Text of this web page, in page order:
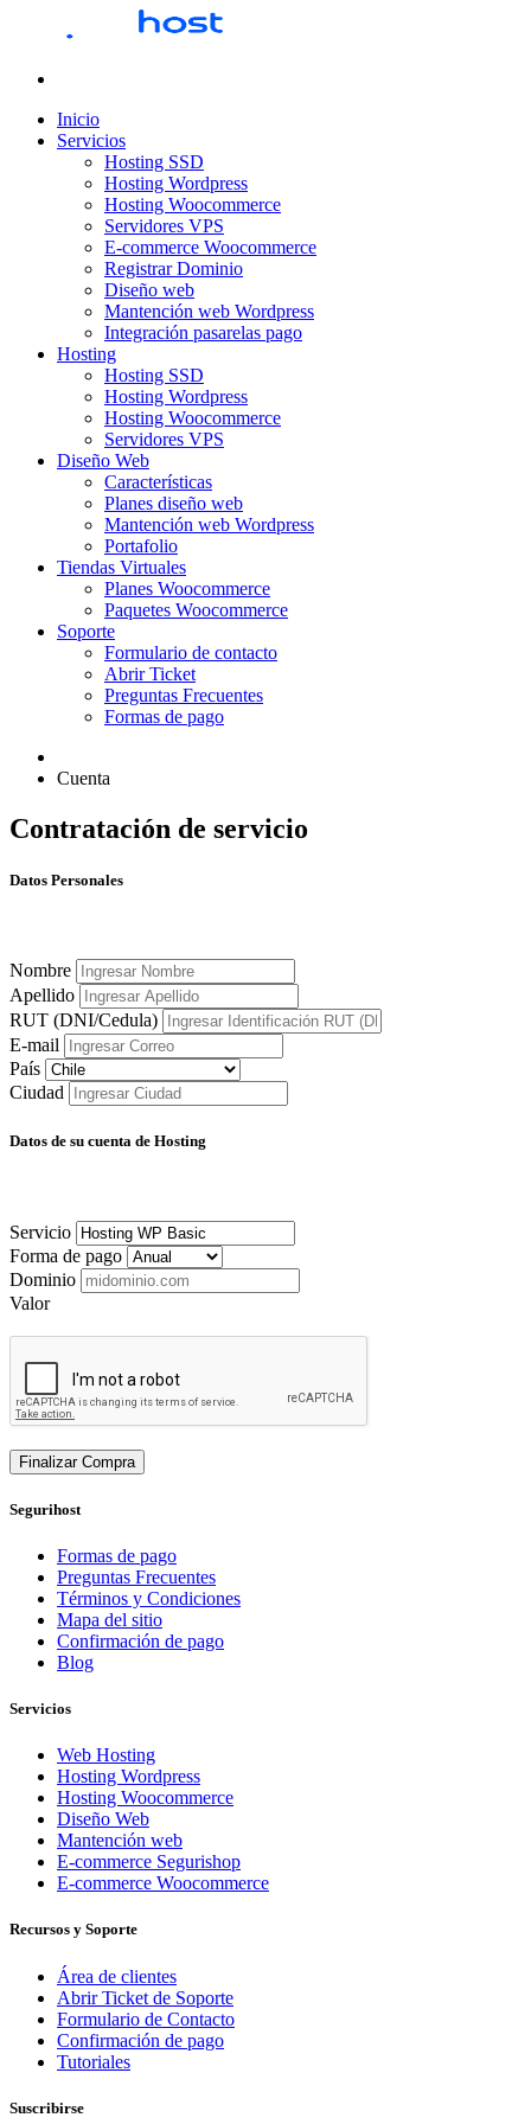
Inicio
Servicios
Hosting SSD
Hosting Wordpress
Hosting Woocommerce
Servidores VPS
E-commerce Woocommerce
Registrar Dominio
Diseño web
Mantención web Wordpress
Integración pasarelas pago
Hosting
Hosting SSD
Hosting Wordpress
Hosting Woocommerce
Servidores VPS
Diseño Web
Características
Planes diseño web
Mantención web Wordpress
Portafolio
Tiendas Virtuales
Planes Woocommerce
Paquetes Woocommerce
Soporte
Formulario de contacto
Abrir Ticket
Preguntas Frecuentes
Formas de pago
Cuenta
Contratación de servicio
Datos Personales
Nombre
Apellido
RUT (DNI/Cedula)
E-mail
País
Ciudad
Datos de su cuenta de Hosting
Servicio
Forma de pago
Dominio
Valor
Finalizar Compra
Segurihost
Formas de pago
Preguntas Frecuentes
Términos y Condiciones
Mapa del sitio
Confirmación de pago
Blog
Servicios
Web Hosting
Hosting Wordpress
Hosting Woocommerce
Diseño Web
Mantención web
E-commerce Segurishop
E-commerce Woocommerce
Recursos y Soporte
Área de clientes
Abrir Ticket de Soporte
Formulario de Contacto
Confirmación de pago
Tutoriales
Suscribirse